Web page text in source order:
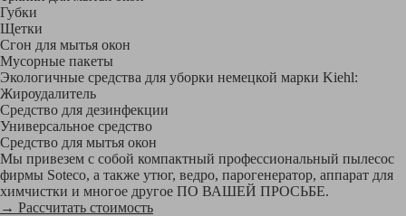
Губки
Щетки
Сгон для мытья окон
Мусорные пакеты
Экологичные средства для уборки немецкой марки Kiehl:
Жироудалитель
Средство для дезинфекции
Универсальное средство
Средство для мытья окон
Мы привезем с собой компактный профессиональный пылесос
фирмы Soteco, а также утюг, ведро, парогенератор, аппарат для
химчистки и многое другое ПО ВАШЕЙ ПРОСЬБЕ.
→ Рассчитать стоимость